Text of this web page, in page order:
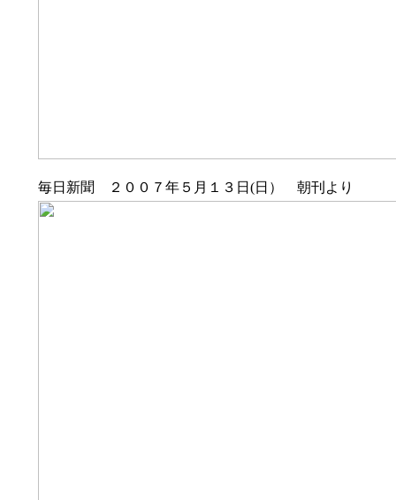
毎日新聞 ２００７年５月１３日(日） 朝刊より